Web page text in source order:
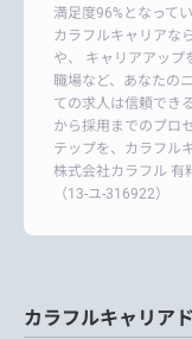
満足度96%となってい
カラフルキャリアな
や、 キャリアアップ
職場など、あなたの
ての求人は信頼でき
から採用までのプロ
テップを、カラフル
株式会社カラフル 有
（13-ユ-316922）
カラフルキャリア